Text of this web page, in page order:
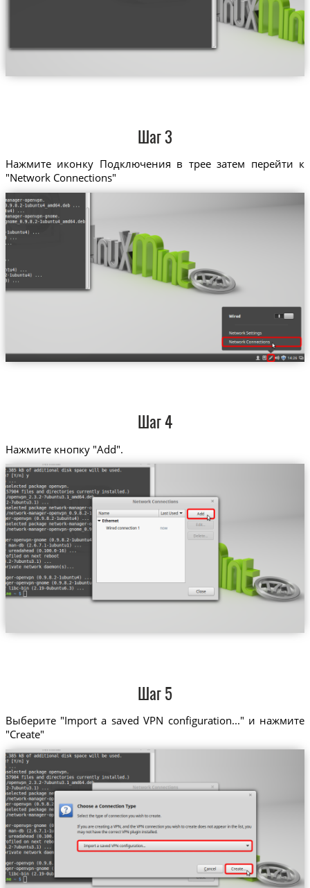
Шаг 3
Нажмите иконку Подключения в трее затем перейти к
"Network Connections"
Шаг 4
Нажмите кнопку "Add".
Шаг 5
Выберите "Import a saved VPN configuration..." и нажмите
"Create"